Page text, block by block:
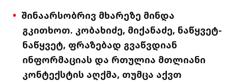
შინაარსობრივ მხარეზე მინდა
გკითხოთ. კობახიძე, მიქანაძე, ნაწყვეტ-
ნაწყვეტ, ფრაზებად გვაწვდიან
ინფორმაციას და რთულია მთლიანი
კონტექსტის აღქმა, თუმცა აქვთ